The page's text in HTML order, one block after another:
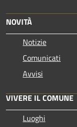
NOVITÀ
Notizie
Comunicati
Avvisi
VIVERE IL COMUNE
Luoghi